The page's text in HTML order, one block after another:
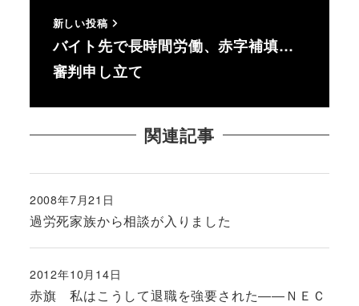
新しい投稿
バイト先で長時間労働、赤字補填…
審判申し立て
関連記事
過労死家族から相談が入りました
投稿日
2008年7月21日
赤旗 私はこうして退職を強要された――ＮＥＣ
投稿日
2012年10月14日